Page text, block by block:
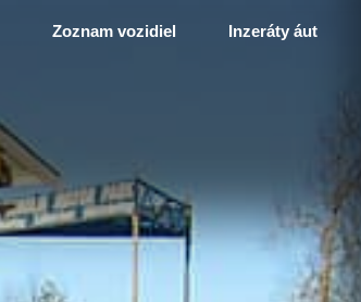
Zoznam vozidiel Inzeráty áut